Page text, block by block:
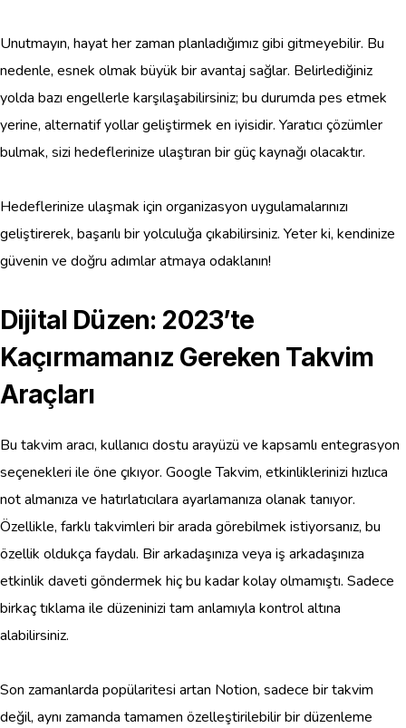
Unutmayın, hayat her zaman planladığımız gibi gitmeyebilir. Bu
nedenle, esnek olmak büyük bir avantaj sağlar. Belirlediğiniz
yolda bazı engellerle karşılaşabilirsiniz; bu durumda pes etmek
yerine, alternatif yollar geliştirmek en iyisidir. Yaratıcı çözümler
bulmak, sizi hedeflerinize ulaştıran bir güç kaynağı olacaktır.
Hedeflerinize ulaşmak için organizasyon uygulamalarınızı
geliştirerek, başarılı bir yolculuğa çıkabilirsiniz. Yeter ki, kendinize
güvenin ve doğru adımlar atmaya odaklanın!
Dijital Düzen: 2023’te
Kaçırmamanız Gereken Takvim
Araçları
Bu takvim aracı, kullanıcı dostu arayüzü ve kapsamlı entegrasyon
seçenekleri ile öne çıkıyor. Google Takvim, etkinliklerinizi hızlıca
not almanıza ve hatırlatıcılara ayarlamanıza olanak tanıyor.
Özellikle, farklı takvimleri bir arada görebilmek istiyorsanız, bu
özellik oldukça faydalı. Bir arkadaşınıza veya iş arkadaşınıza
etkinlik daveti göndermek hiç bu kadar kolay olmamıştı. Sadece
birkaç tıklama ile düzeninizi tam anlamıyla kontrol altına
alabilirsiniz.
Son zamanlarda popülaritesi artan Notion, sadece bir takvim
değil, aynı zamanda tamamen özelleştirilebilir bir düzenleme